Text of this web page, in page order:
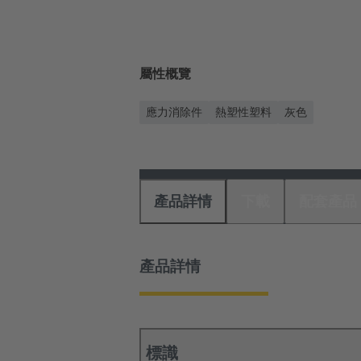
屬性概覽
應力消除件 熱塑性塑料 灰色
產品詳情
產品詳情
標識